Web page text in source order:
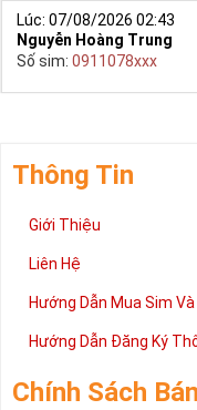
Lúc: 07/08/2026 02:43
Nguyễn Hoàng Trung
Số sim: 0911078xxx
Thông Tin
Giới Thiệu
Liên Hệ
Hướng Dẫn Mua Sim
Hướng Dẫn Đăng Ký
Chính Sách